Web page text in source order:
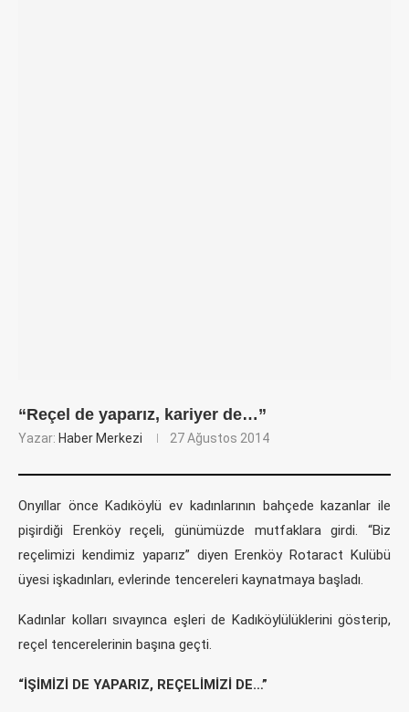
“Reçel de yaparız, kariyer de…”
Yazar: Haber Merkezi 27 Ağustos 2014
Onyıllar önce Kadıköylü ev kadınlarının bahçede kazanlar ile
pişirdiği Erenköy reçeli, günümüzde mutfaklara girdi. “Biz
reçelimizi kendimiz yaparız” diyen Erenköy Rotaract Kulübü
üyesi işkadınları, evlerinde tencereleri kaynatmaya başladı.
Kadınlar kolları sıvayınca eşleri de Kadıköylülüklerini gösterip,
reçel tencerelerinin başına geçti.
“İŞİMİZİ DE YAPARIZ, REÇELİMİZİ DE…”